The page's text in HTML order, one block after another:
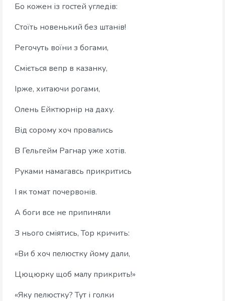
Бо кожен із гостей угледів:
Стоїть новенький без штанів!
Регочуть воїни з богами,
Сміється вепр в казанку,
Ірже, хитаючи рогами,
Олень Ейктюрнір на даху.
Від сорому хоч провались
В Гельгейм Рагнар уже хотів.
Руками намагавсь прикритись
І як томат почервонів.
А боги все не припиняли
З нього сміятись, Тор кричить:
«Ви б хоч пелюстку йому дали,
Цюцюрку щоб малу прикрить!»
«Яку пелюстку? Тут і голки